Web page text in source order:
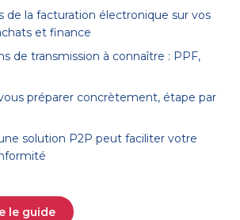
de la facturation électronique sur vos
et finance
de transmission à connaître : PPF,
préparer concrètement, étape par
solution P2P peut faciliter votre
le guide